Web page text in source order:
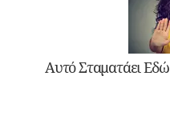
Αυτό Σταματάει Εδώ